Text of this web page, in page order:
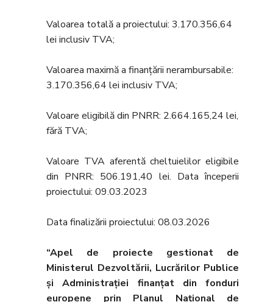
Valoarea totală a proiectului: 3.170.356,64
lei inclusiv TVA;
Valoarea maximă a finanțării nerambursabile:
3.170.356,64 lei inclusiv TVA;
Valoare eligibilă din PNRR: 2.664.165,24 lei,
fără TVA;
Valoare TVA aferentă cheltuielilor eligibile
din PNRR: 506.191,40 lei. Data începerii
proiectului: 09.03.2023
Data finalizării proiectului: 08.03.2026
“Apel de proiecte gestionat de
Ministerul Dezvoltării, Lucrărilor Publice
şi Administraţiei finanţat din fonduri
europene prin Planul Naţional de